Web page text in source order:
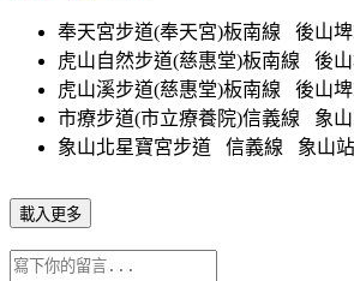
奉天宮步道(奉天宮)板南線 後山
虎山自然步道(慈惠堂)板南線 後
虎山溪步道(慈惠堂)板南線 後山
市療步道(市立療養院)信義線 象
象山北星寶宮步道 信義線 象山站
載入更多